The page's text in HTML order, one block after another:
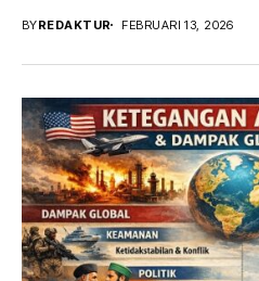
BYREDAKTUR FEBRUARI 13, 2026